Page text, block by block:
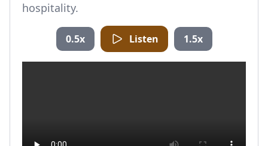
hospitality.
0.5x Listen 1.5x